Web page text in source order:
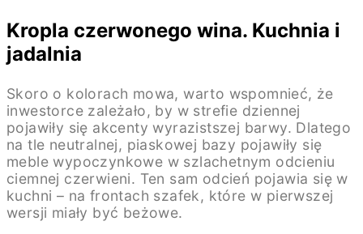
Kropla czerwonego wina. Kuchnia i
jadalnia
Skoro o kolorach mowa, warto wspomnieć, że
inwestorce zależało, by w strefie dziennej
pojawiły się akcenty wyrazistszej barwy. Dlatego
na tle neutralnej, piaskowej bazy pojawiły się
meble wypoczynkowe w szlachetnym odcieniu
ciemnej czerwieni. Ten sam odcień pojawia się w
kuchni – na frontach szafek, które w pierwszej
wersji miały być beżowe.